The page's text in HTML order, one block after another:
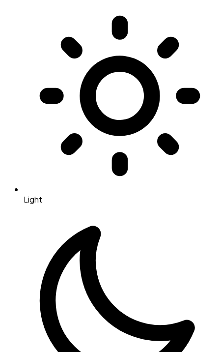
Light